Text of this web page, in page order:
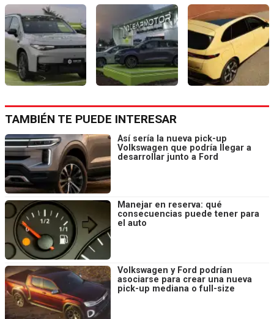
TAMBIÉN TE PUEDE INTERESAR
Así sería la nueva pick-up
Volkswagen que podría llegar a
desarrollar junto a Ford
Manejar en reserva: qué
consecuencias puede tener para
el auto
Volkswagen y Ford podrían
asociarse para crear una nueva
pick-up mediana o full-size